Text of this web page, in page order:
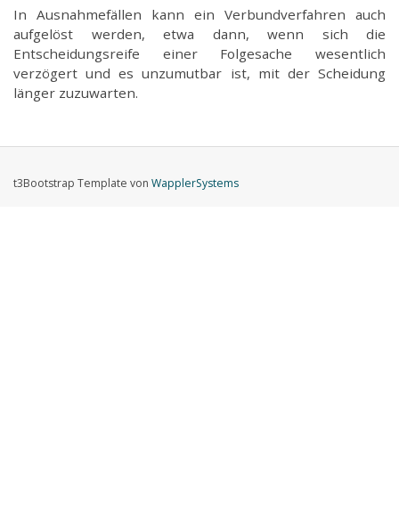
In Ausnahmefällen kann ein Verbundverfahren auch
aufgelöst werden, etwa dann, wenn sich die
Entscheidungsreife einer Folgesache wesentlich
verzögert und es unzumutbar ist, mit der Scheidung
länger zuzuwarten.
t3Bootstrap Template von WapplerSystems